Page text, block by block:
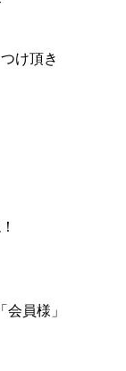
け頂き
員様」